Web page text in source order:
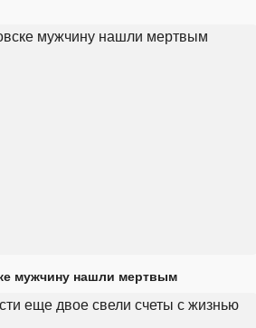
мужчину нашли мертвым